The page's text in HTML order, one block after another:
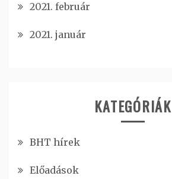
2021. február
2021. január
KATEGÓRIÁK
BHT hírek
Előadások